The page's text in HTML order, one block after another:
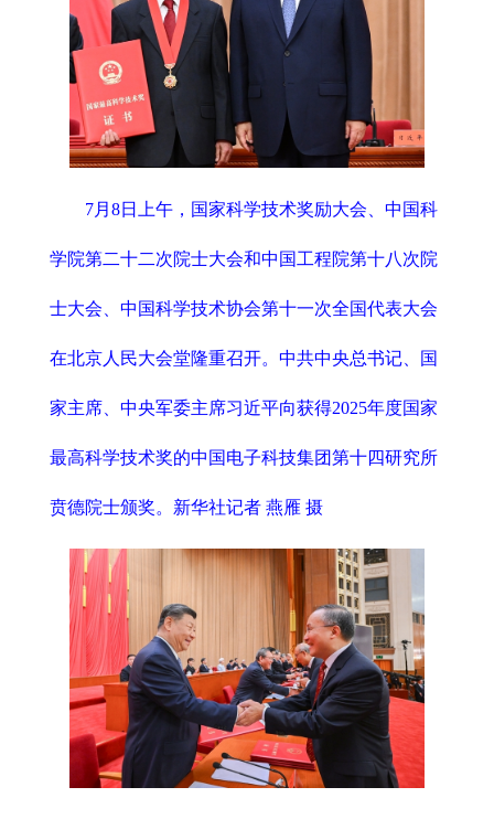
7月8日上午，国家科学技术奖励大会、中国科
学院第二十二次院士大会和中国工程院第十八次院
士大会、中国科学技术协会第十一次全国代表大会
在北京人民大会堂隆重召开。中共中央总书记、国
家主席、中央军委主席习近平向获得2025年度国家
最高科学技术奖的中国电子科技集团第十四研究所
贲德院士颁奖。新华社记者 燕雁 摄